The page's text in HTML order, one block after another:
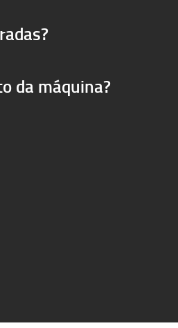
da máquina?